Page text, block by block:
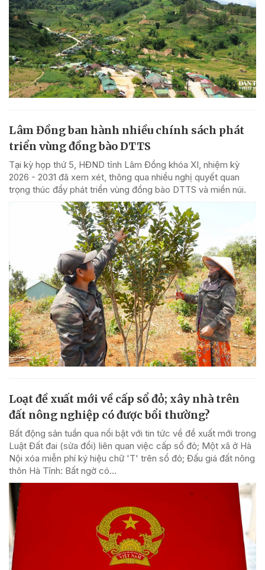
Lâm Đồng ban hành nhiều chính sách phát
triển vùng đồng bào DTTS
Tại kỳ họp thứ 5, HĐND tỉnh Lâm Đồng khóa XI, nhiệm kỳ
2026 - 2031 đã xem xét, thông qua nhiều nghị quyết quan
trọng thúc đẩy phát triển vùng đồng bào DTTS và miền núi.
Loạt đề xuất mới về cấp sổ đỏ; xây nhà trên
đất nông nghiệp có được bổi thường?
Bất động sản tuần qua nổi bật với tin tức về đề xuất mới trong
Luật Đất đai (sửa đổi) liên quan việc cấp sổ đỏ; Một xã ở Hà
Nội xóa miễn phí ký hiệu chữ 'T' trên sổ đỏ; Đấu giá đất nông
thôn Hà Tĩnh: Bất ngờ có...